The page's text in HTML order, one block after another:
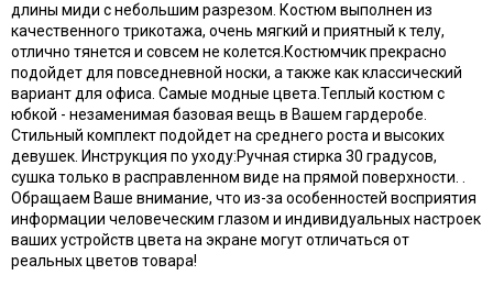
длины миди с небольшим разрезом. Костюм выполнен из
качественного трикотажа, очень мягкий и приятный к телу,
отлично тянется и совсем не колется.Костюмчик прекрасно
подойдет для повседневной носки, а также как классический
вариант для офиса. Самые модные цвета.Теплый костюм с
юбкой - незаменимая базовая вещь в Вашем гардеробе.
Стильный комплект подойдет на среднего роста и высоких
девушек. Инструкция по уходу:Ручная стирка 30 градусов,
сушка только в расправленном виде на прямой поверхности. .
Обращаем Ваше внимание, что из-за особенностей восприятия
информации человеческим глазом и индивидуальных настроек
ваших устройств цвета на экране могут отличаться от
реальных цветов товара!